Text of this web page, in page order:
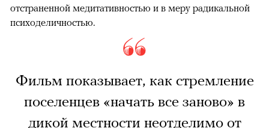
отстраненной медитативностью и в меру радикальной
психоделичностью.
Фильм показывает, как стремление
поселенцев «начать все заново» в
дикой местности неотделимо от